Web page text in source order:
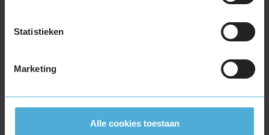
Statistieken
Marketing
Alle cookies toestaan
3
Beschikbare bandenmaten
235/40R18 95Y EXTRALOAD
235/40R18 95Y EXTRALOAD